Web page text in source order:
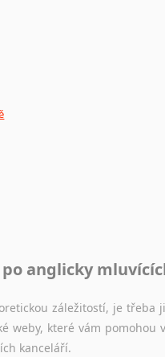
anglicky
záležitostí, je
weby, které vám
kanceláří.